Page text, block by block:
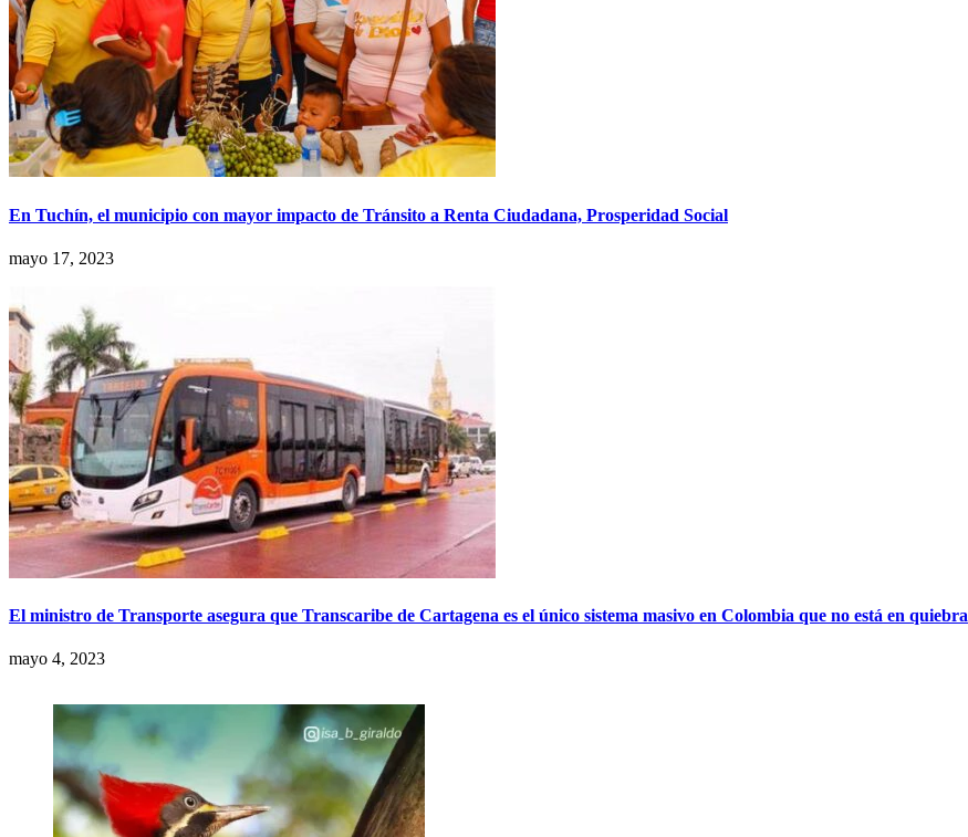
En Tuchín, el municipio con mayor impacto de Tránsito a Renta Ciudadana, Prosperidad Social
mayo 17, 2023
El ministro de Transporte asegura que Transcaribe de Cartagena es el único sistema masivo en Colombia que no está en quiebra
mayo 4, 2023